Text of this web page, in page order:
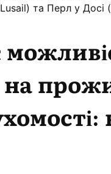
та Перл у Досі
на